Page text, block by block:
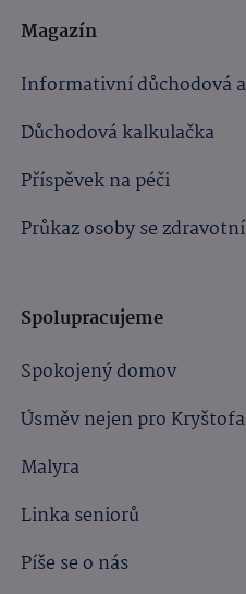
Magazín
Informativní důchodová
Důchodová kalkulačka
Příspěvek na péči
Průkaz osoby se
Spolupracujeme
Spokojený domov
Úsměv nejen pro Kryštofa
Malyra
Linka seniorů
Píše se o nás